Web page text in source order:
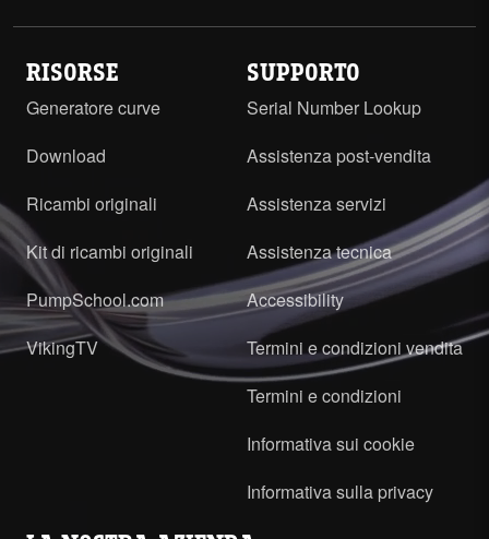
RISORSE
Generatore curve
Download
Ricambi originali
Kit di ricambi originali
PumpSchool.com
VikingTV
SUPPORTO
Serial Number Lookup
Assistenza post-vendita
Assistenza servizi
Assistenza tecnica
Accessibility
Termini e condizioni vendita
Termini e condizioni
Informativa sui cookie
Informativa sulla privacy